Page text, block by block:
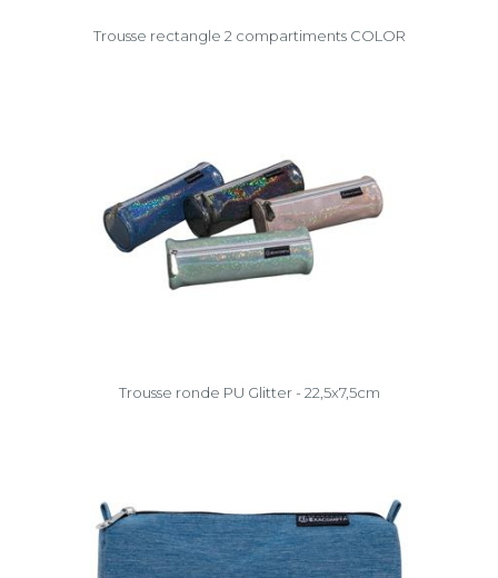
Trousse rectangle 2 compartiments COLOR
Trousse ronde PU Glitter - 22,5x7,5cm